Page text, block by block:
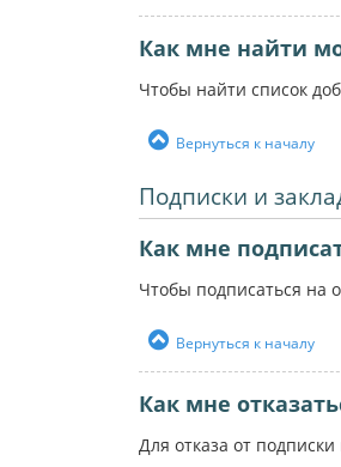
Как мне найти
Чтобы найти список
Вернуться к началу
Подписки и
Как мне
Чтобы подписаться на
Вернуться к началу
Как мне
Для отказа от